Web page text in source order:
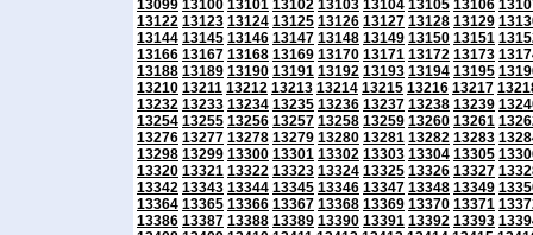
13099 13100 13101 13102 13103 13104 13105 13106
13122 13123 13124 13125 13126 13127 13128 13129
13144 13145 13146 13147 13148 13149 13150 13151
13166 13167 13168 13169 13170 13171 13172 13173
13188 13189 13190 13191 13192 13193 13194 13195
13210 13211 13212 13213 13214 13215 13216 13217
13232 13233 13234 13235 13236 13237 13238 13239
13254 13255 13256 13257 13258 13259 13260 13261
13276 13277 13278 13279 13280 13281 13282 13283
13298 13299 13300 13301 13302 13303 13304 13305
13320 13321 13322 13323 13324 13325 13326 13327
13342 13343 13344 13345 13346 13347 13348 13349
13364 13365 13366 13367 13368 13369 13370 13371
13386 13387 13388 13389 13390 13391 13392 13393